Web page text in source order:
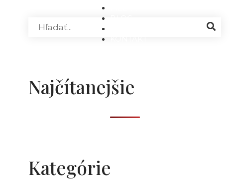
Najčítanejšie
Kategórie